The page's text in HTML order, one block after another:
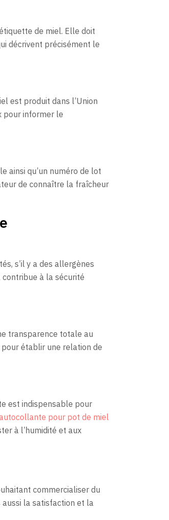
de miel. Elle doit
décrivent précisément le
est produit dans l’Union
pour informer le
ainsi qu’un numéro de lot
de connaître la fraîcheur
s’il y a des allergènes
à la sécurité
transparence totale au
établir une relation de
est indispensable pour
pour pot de miel
à l’humidité et aux
commercialiser du
la satisfaction et la